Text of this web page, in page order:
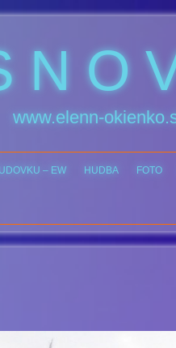
N O
www.elenn-
– EW HUDBA FOTO